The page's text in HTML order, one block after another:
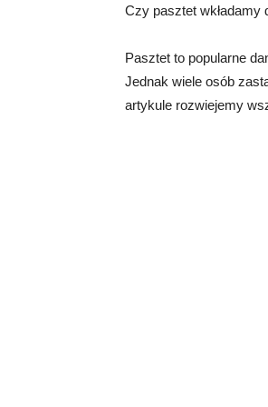
Czy pasztet wkładamy
Pasztet to popularne
Jednak wiele osób
artykule rozwiejemy